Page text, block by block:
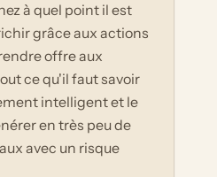
à quel point il est
grâce aux actions
offre aux
ce qu'il faut savoir
intelligent et le
en très peu de
avec un risque